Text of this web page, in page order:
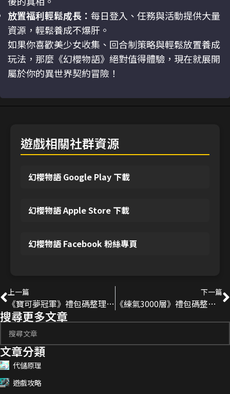
放置福利輕鬆成長： 每日登入、任務與活動提供大量
資源，輕鬆養成不爆肝。
如果你喜歡美少女收集、回合制策略與輕鬆放置養成
玩法，那麼《幻櫻物語》絕對值得體驗，現在就展開
屬於你的異世界契約冒險！
遊戲相關社群資源
幻櫻物語 Google Play 下載
幻櫻物語 Apple Store 下載
幻櫻物語 Facebook 粉絲專頁
上一篇
《寶可夢冠軍》禮包碼整理｜2026更新兌換碼、序號分享！
下一篇
《練氣3000層》禮包碼整理｜2026更新兌換碼、序號分享！
搜尋更多文章
文章分類
代儲原理
遊戲攻略